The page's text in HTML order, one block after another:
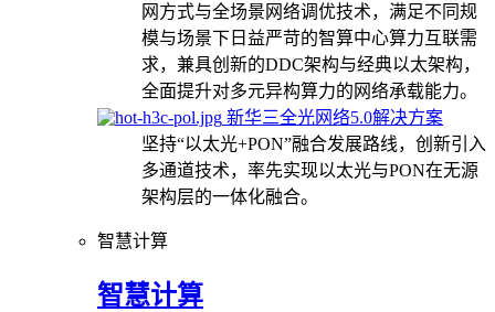
网方式与全场景网络调优技术，满足不同规
模与场景下日益严苛的智算中心算力互联需
求，兼具创新的DDC架构与经典以太架构，
全面提升对多元异构算力的网络承载能力。
新华三全光网络5.0解决方案
坚持“以太光+PON”融合发展路线，创新引入
多通道技术，率先实现以太光与PON在无源
架构层的一体化融合。
智慧计算
智慧计算